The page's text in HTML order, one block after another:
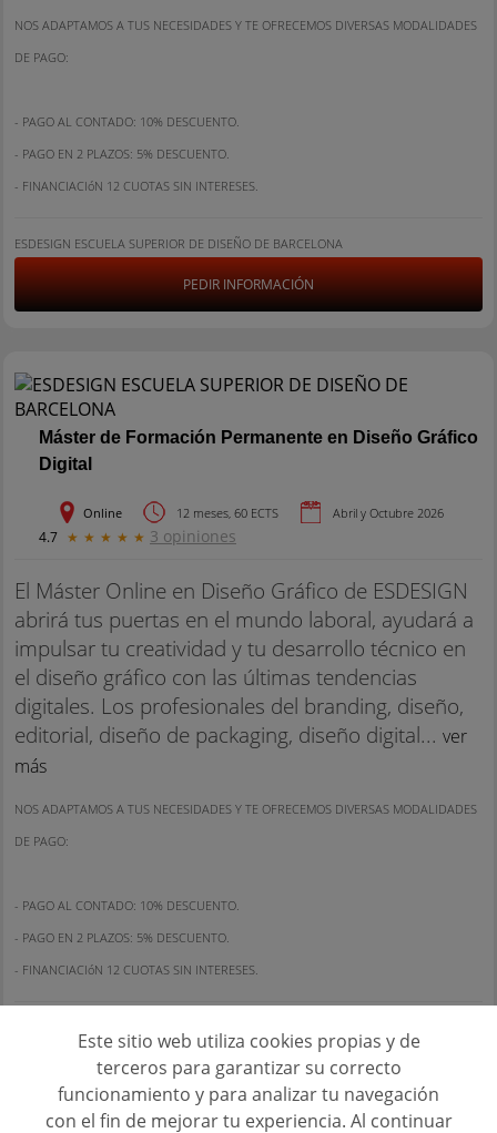
NOS ADAPTAMOS A TUS NECESIDADES Y TE OFRECEMOS DIVERSAS MODALIDADES
DE PAGO:
- PAGO AL CONTADO: 10% DESCUENTO.
- PAGO EN 2 PLAZOS: 5% DESCUENTO.
- FINANCIACIóN 12 CUOTAS SIN INTERESES.
ESDESIGN ESCUELA SUPERIOR DE DISEÑO DE BARCELONA
PEDIR INFORMACIÓN
Máster de Formación Permanente en Diseño Gráfico
Digital
Online 12 meses, 60 ECTS Abril y Octubre 2026
4.7 ★ ★ ★ ★ ★ 3 opiniones
El Máster Online en Diseño Gráfico de ESDESIGN
abrirá tus puertas en el mundo laboral, ayudará a
impulsar tu creatividad y tu desarrollo técnico en
el diseño gráfico con las últimas tendencias
digitales. Los profesionales del branding, diseño,
editorial, diseño de packaging, diseño digital... ver
más
NOS ADAPTAMOS A TUS NECESIDADES Y TE OFRECEMOS DIVERSAS MODALIDADES
DE PAGO:
- PAGO AL CONTADO: 10% DESCUENTO.
- PAGO EN 2 PLAZOS: 5% DESCUENTO.
- FINANCIACIóN 12 CUOTAS SIN INTERESES.
PEDIR INFORMACIÓN
Este sitio web utiliza cookies propias y de
terceros para garantizar su correcto
funcionamiento y para analizar tu navegación
con el fin de mejorar tu experiencia. Al continuar